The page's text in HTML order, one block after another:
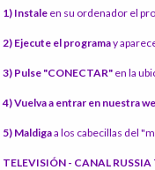
1) Instale en su ordenador el
2) Ejecute el programay
3) Pulse "CONECTAR" en la
4) Vuelva a entrar en nuestra
5) Maldigaa los cabecillas del
TELEVISIÓN - CANAL